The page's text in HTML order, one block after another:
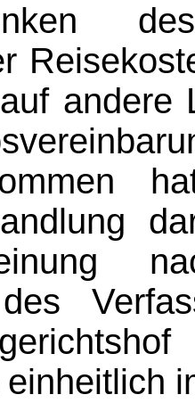
des
andere